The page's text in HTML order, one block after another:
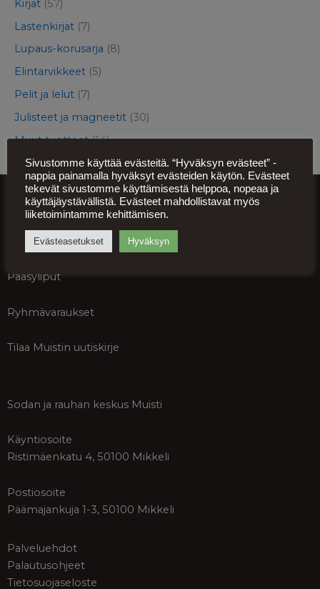
Kirjat (57)
Lastenkirjat (7)
Lupaus-korusarja (8)
Elintarvikkeet (5)
Pelit ja lelut (7)
Julisteet ja magneetit (30)
Muut tuotteet(14)
info@muisti.org
Asiakaspalvelu ja tiedustelut
+358 50 552 4233
Pääsyliput
Ryhmävaraukset
Tilaa Muistin uutiskirje
Sodan ja rauhan keskus Muisti
Käyntiosoite
Ristimäenkatu 4, 50100 Mikkeli
Postiosoite
Päämajankuja 1-3, 50100 Mikkeli
Palveluehdot
Palautusohjeet
Tietosuojaseloste
Sivustomme käyttää evästeitä. “Hyväksyn evästeet” -
nappia painamalla hyväksyt evästeiden käytön. Evästeet
tekevät sivustomme käyttämisestä helppoa, nopeaa ja
käyttäjäystävällistä. Evästeet mahdollistavat myös
liiketoimintamme kehittämisen.
Evästeasetukset Hyväksyn